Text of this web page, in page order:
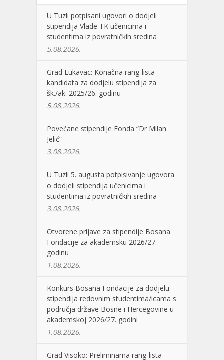
U Tuzli potpisani ugovori o dodjeli
stipendija Vlade TK učenicima i
studentima iz povratničkih sredina
5.08.2026.
Grad Lukavac: Konačna rang-lista
kandidata za dodjelu stipendija za
šk./ak. 2025/26. godinu
5.08.2026.
Povećane stipendije Fonda “Dr Milan
Jelić”
3.08.2026.
U Tuzli 5. augusta potpisivanje ugovora
o dodjeli stipendija učenicima i
studentima iz povratničkih sredina
3.08.2026.
Otvorene prijave za stipendije Bosana
Fondacije za akademsku 2026/27.
godinu
1.08.2026.
Konkurs Bosana Fondacije za dodjelu
stipendija redovnim studentima/icama s
područja države Bosne i Hercegovine u
akademskoj 2026/27. godini
1.08.2026.
Grad Visoko: Preliminarna rang-lista